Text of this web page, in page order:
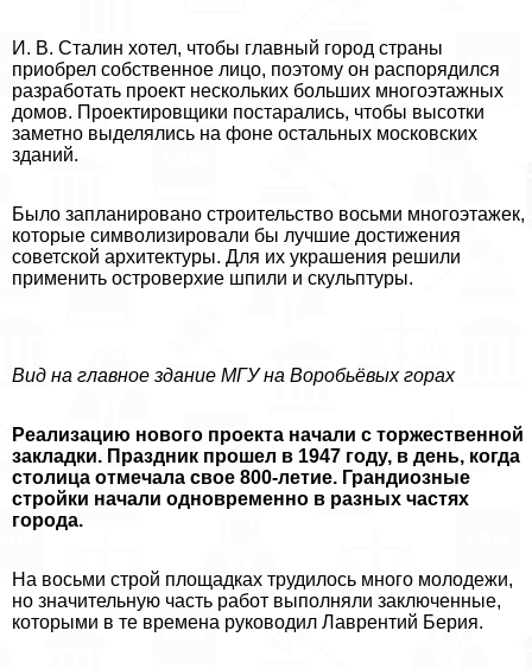
И. В. Сталин хотел, чтобы главный город страны
приобрел собственное лицо, поэтому он распорядился
разработать проект нескольких больших многоэтажных
домов. Проектировщики постарались, чтобы высотки
заметно выделялись на фоне остальных московских
зданий.
Было запланировано строительство восьми многоэтажек,
которые символизировали бы лучшие достижения
советской архитектуры. Для их украшения решили
применить островерхие шпили и скульптуры.
Вид на главное здание МГУ на Воробьёвых горах
Реализацию нового проекта начали с торжественной
закладки. Праздник прошел в 1947 году, в день, когда
столица отмечала свое 800-летие. Грандиозные
стройки начали одновременно в разных частях
города.
На восьми строй площадках трудилось много молодежи,
но значительную часть работ выполняли заключенные,
которыми в те времена руководил Лаврентий Берия.